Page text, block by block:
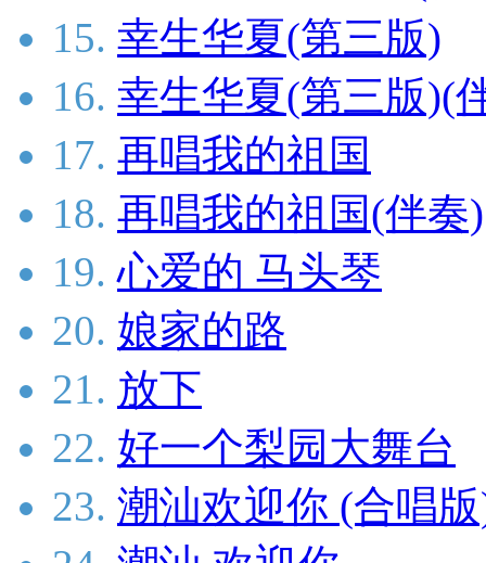
15. 幸生华夏(第三版)
16. 幸生华夏(第三版)(
17. 再唱我的祖国
18. 再唱我的祖国(伴奏)
19. 心爱的 马头琴
20. 娘家的路
21. 放下
22. 好一个梨园大舞台
23. 潮汕欢迎你 (合唱